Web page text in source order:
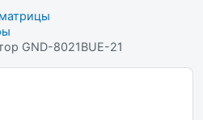
GND-8021BUE-21